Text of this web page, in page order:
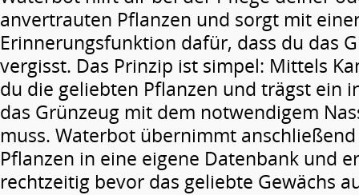
anvertrauten Pflanzen und sorgt mit
Erinnerungsfunktion dafür, dass du das
vergisst. Das Prinzip ist simpel: Mittels
du die geliebten Pflanzen und trägst ein
das Grünzeug mit dem notwendigem
muss. Waterbot übernimmt
Pflanzen in eine eigene Datenbank und
rechtzeitig bevor das geliebte Gewächs